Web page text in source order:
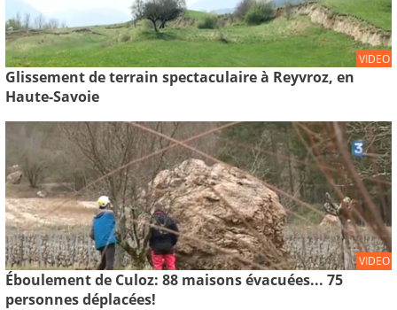
VIDEO
Glissement de terrain spectaculaire à Reyvroz, en
Haute-Savoie
VIDEO
Éboulement de Culoz: 88 maisons évacuées... 75
personnes déplacées!